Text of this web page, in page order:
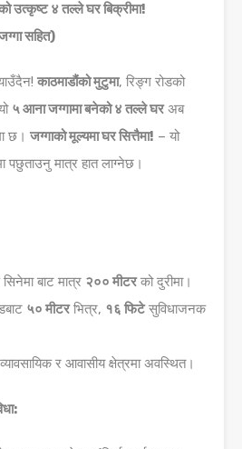
उत्कृष्ट ४ तल्ले घर बिक्रीमा!
सहित)
काठमाडौंको मुटुमा, रिङ्ग रोडको
५ आना जग्गामा बनेको ४ तल्ले घरअब
छ। जग्गाको मूल्यमा घर सित्तैमा! – यो
मात्र हात लाग्नेछ।
बाट मात्र २०० मीटरको दुरीमा।
५० मीटरभित्र, १६ फिटेसुविधाजनक
र आवासीय क्षेत्रमा अवस्थित।